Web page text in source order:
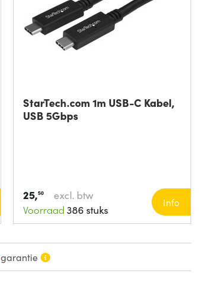
StarTech.com 1m USB-C Kabel,
USB 5Gbps
25,50
excl. btw
Voorraad 386 stuks
Info
garantie